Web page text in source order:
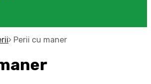
Perii cu maner